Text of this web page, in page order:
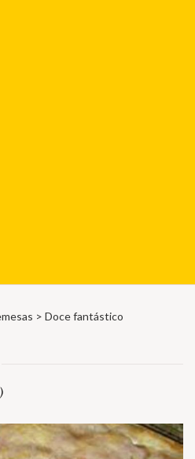
> Doce fantástico